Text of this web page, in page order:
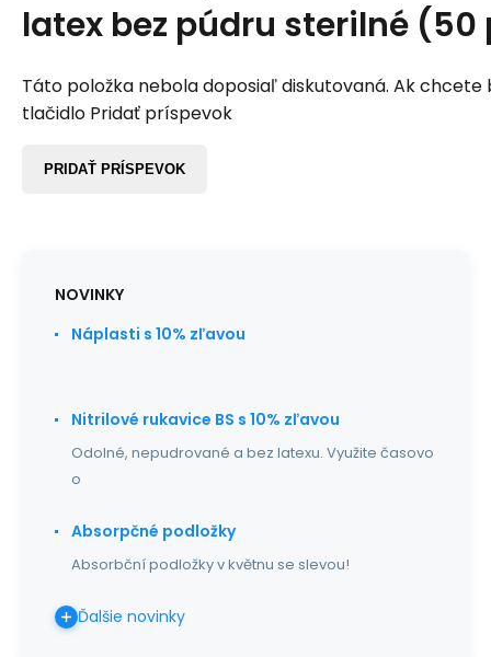
latex bez púdru sterilné
Táto položka nebola doposiaľ diskutovaná. Ak chcete
tlačidlo Pridať príspevok
PRIDAŤ PRÍSPEVOK
NOVINKY
Náplasti s 10% zľavou
Nitrilové rukavice BS s 10% zľavou
Odolné, nepudrované a bez latexu. Využite časovo
o
Absorpčné podložky
Absorbční podložky v květnu se slevou!
Ďalšie novinky